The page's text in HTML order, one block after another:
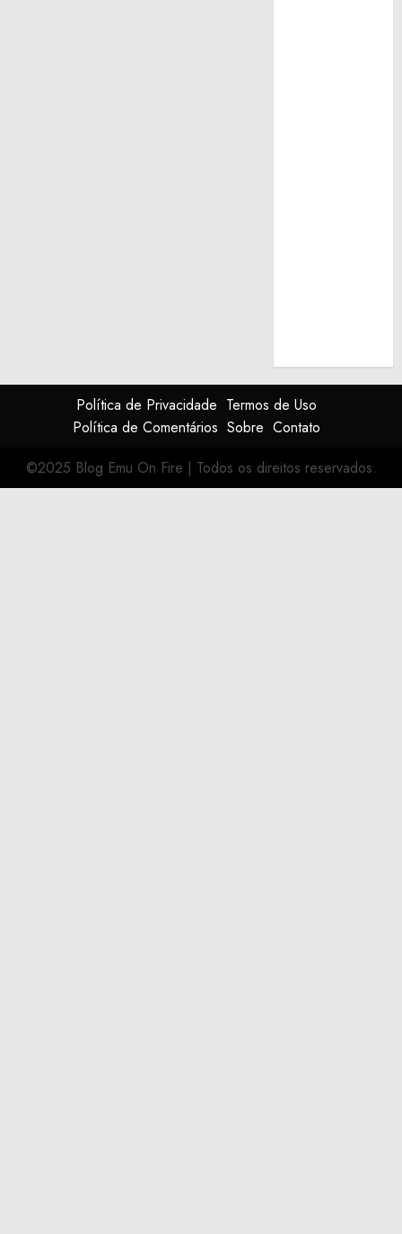
Política de Privacidade Termos de Uso
Política de Comentários Sobre Contato
©2025 Blog Emu On Fire | Todos os direitos reservados.